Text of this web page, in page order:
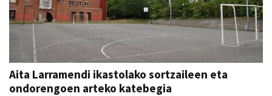
Aita Larramendi ikastolako sortzaileen eta
ondorengoen arteko katebegia